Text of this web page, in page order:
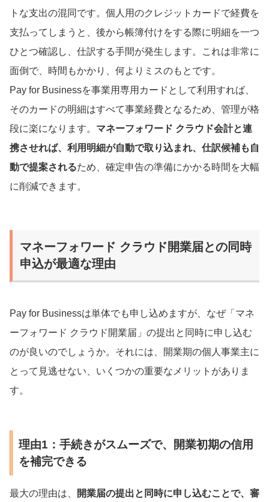
トな支出の混同です。個人用のクレジットカードで経費を
支払ってしまうと、後から帳簿付けをする際に明細を一つ
ひとつ確認し、仕訳する手間が発生します。これは非常に
面倒で、時間もかかり、何よりミスのもとです。
Pay for Businessを事業用専用カードとして利用すれば、
そのカードの明細はすべて事業経費となるため、管理が格
段に楽になります。 マネーフォワード クラウド会計と連
携させれば、利用明細が自動で取り込まれ、仕訳候補も自
動で提案されるため、確定申告の準備にかかる時間を大幅
に削減できます。
マネーフォワード クラウド開業届との同時
申込が最適な理由
Pay for Businessは単体でも申し込めますが、なぜ「マネ
ーフォワード クラウド開業届」の提出と同時に申し込む
のが良いのでしょうか。それには、開業期の個人事業主に
とって見逃せない、いくつかの重要なメリットがありま
す。
理由1：手続きがスムーズで、開業初期の信用
を補完できる
最大の理由は、 開業届の提出と同時に申し込むことで、審